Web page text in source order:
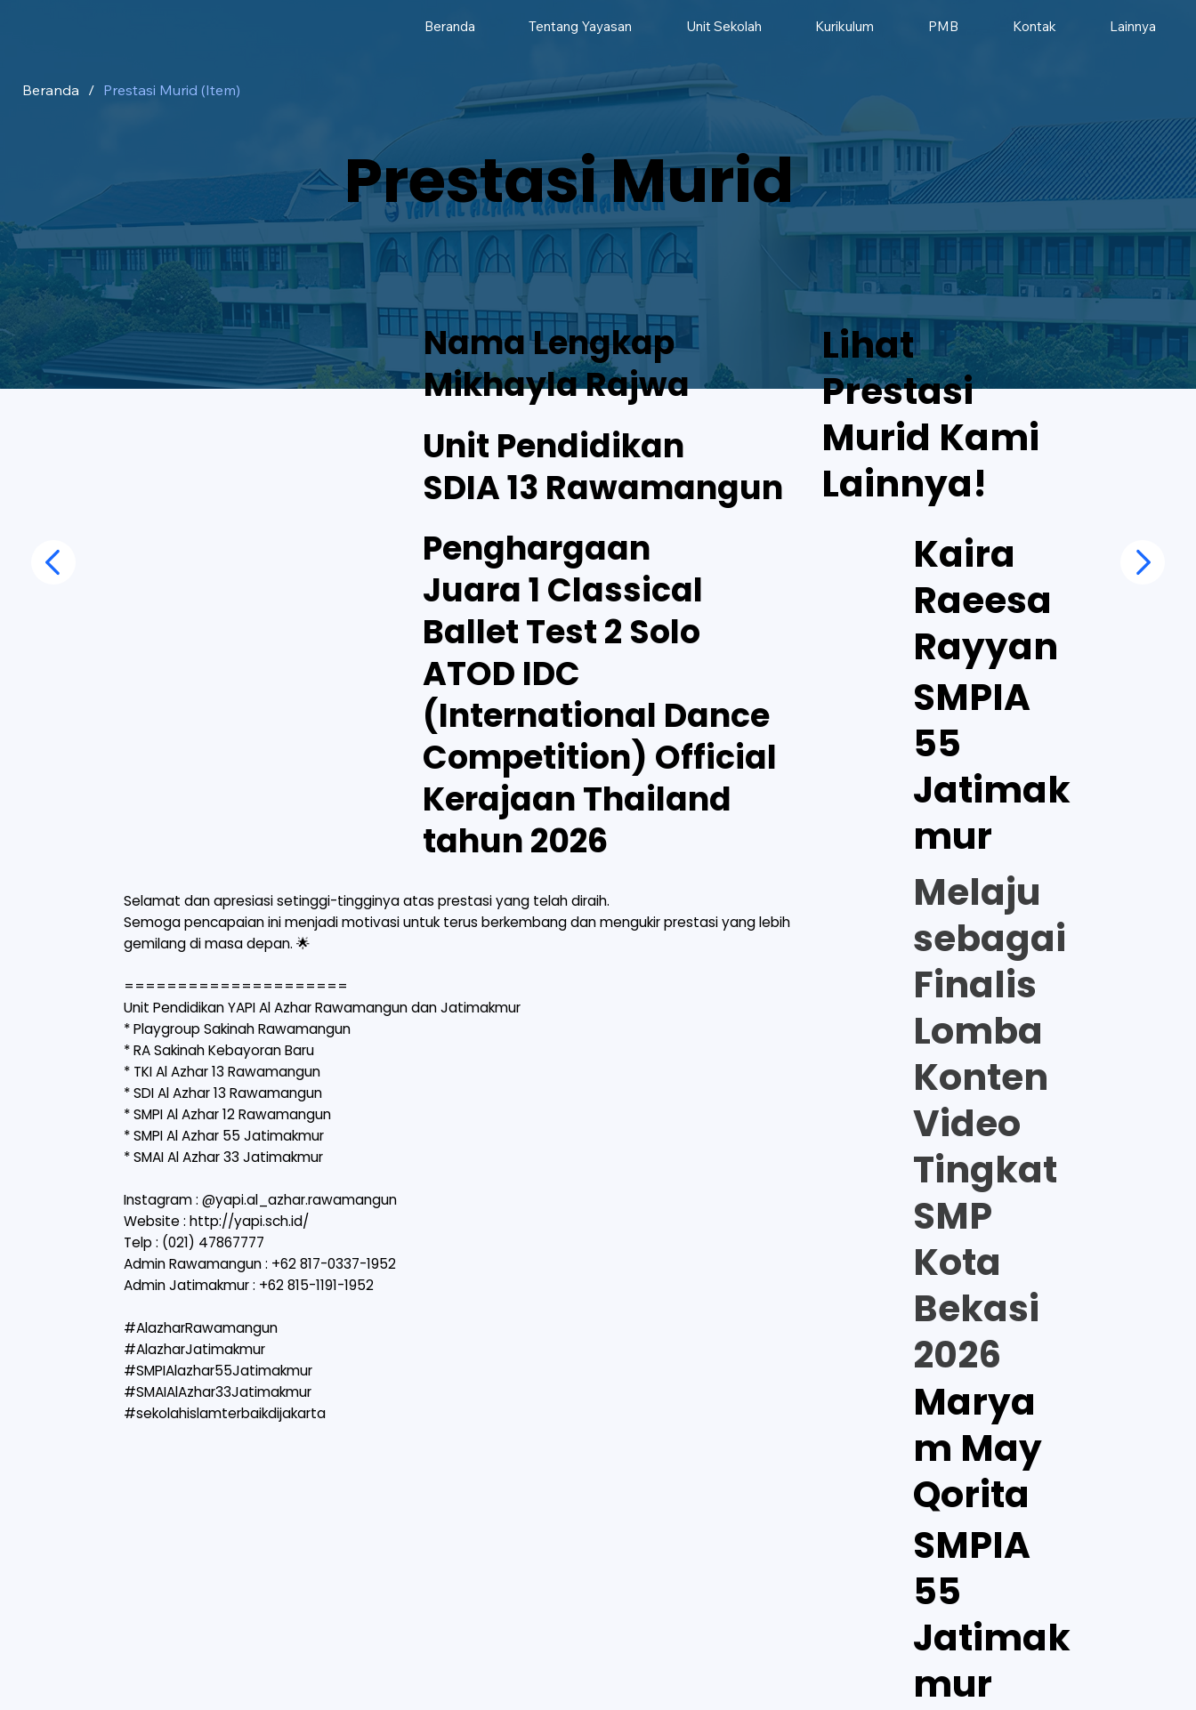
Beranda / Prestasi Murid (Item)
Prestasi Murid
Beranda Tentang Yayasan Unit Sekolah Kurikulum PMB Kontak Lainnya
Nama Lengkap
Mikhayla Rajwa
Unit Pendidikan
SDIA 13 Rawamangun
Penghargaan
Juara 1 Classical
Ballet Test 2 Solo
ATOD IDC
(International Dance
Competition) Official
Kerajaan Thailand
tahun 2026
Selamat dan apresiasi setinggi-tingginya atas prestasi yang telah diraih.
Semoga pencapaian ini menjadi motivasi untuk terus berkembang dan mengukir prestasi yang lebih
gemilang di masa depan. 🌟
=====================
Unit Pendidikan YAPI Al Azhar Rawamangun dan Jatimakmur
* Playgroup Sakinah Rawamangun
* ⁠RA Sakinah Kebayoran Baru
* TKI Al Azhar 13 Rawamangun
* SDI Al Azhar 13 Rawamangun
* SMPI Al Azhar 12 Rawamangun
* SMPI Al Azhar 55 Jatimakmur
* SMAI Al Azhar 33 Jatimakmur
Instagram : @yapi.al_azhar.rawamangun
Website : http://yapi.sch.id/
Telp : (021) 47867777
Admin Rawamangun : +62 817-0337-1952
Admin Jatimakmur : +62 815-1191-1952
#AlazharRawamangun
#AlazharJatimakmur
#SMPIAlazhar55Jatimakmur
#SMAIAlAzhar33Jatimakmur
#sekolahislamterbaikdijakarta
Lihat
Prestasi
Murid Kami
Lainnya!
Kaira
Raeesa
Rayyan
SMPIA
55
Jatimak
mur
Melaju
sebagai
Finalis
Lomba
Konten
Video
Tingkat
SMP
Kota
Bekasi
2026
Marya
m May
Qorita
SMPIA
55
Jatimak
mur